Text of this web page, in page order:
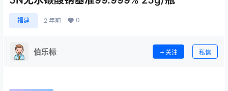
福建 2 年前 0
伯乐标 关注 私信